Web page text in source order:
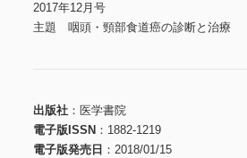
2017年12月号
主題 咽頭・頸部食道癌の診断と治療
出版社
医学書院
電子版ISSN
1882-1219
電子版発売日
2018/01/15